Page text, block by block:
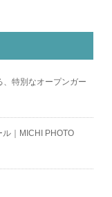
、特別なオープンガー
ル｜MICHI PHOTO